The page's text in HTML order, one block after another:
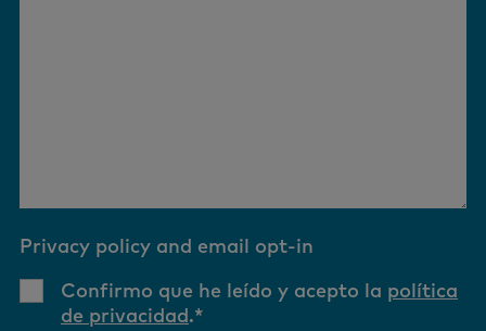
Privacy policy and email opt-in
Confirmo que he leído y acepto la política
de privacidad.*